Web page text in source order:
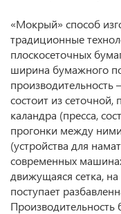
«Мокрый» способ
традиционные
плоскосеточных
ширина бумажного
состоит из сеточной,
каландра (пресса,
прогонки между
(устройства для
современных
движущаяся сетка,
поступает